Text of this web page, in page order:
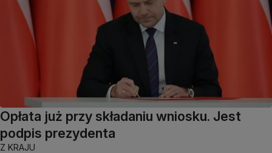
Opłata już przy składaniu wniosku. Jest
podpis prezydenta
Z KRAJU